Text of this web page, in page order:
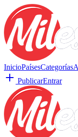
InicioPaísesCategorías
PublicarEntrar